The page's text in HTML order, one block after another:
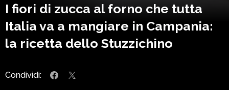
I fiori di zucca al forno che tutta
Italia va a mangiare in Campania:
la ricetta dello Stuzzichino
Condividi: